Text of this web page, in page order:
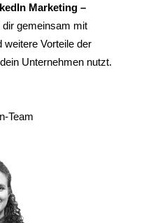
Marketing –
dir gemeinsam mit
weitere Vorteile der
Unternehmen nutzt.
Team